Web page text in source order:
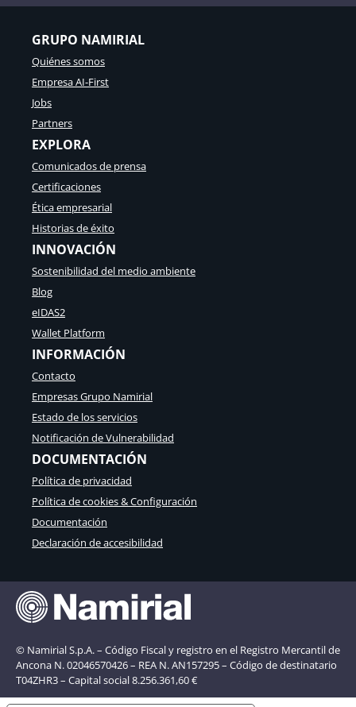
GRUPO NAMIRIAL
Quiénes somos
Empresa AI-First
Jobs
Partners
EXPLORA
Comunicados de prensa
Certificaciones
Ética empresarial
Historias de éxito
INNOVACIÓN
Sostenibilidad del medio ambiente
Blog
eIDAS2
Wallet Platform
INFORMACIÓN
Contacto
Empresas Grupo Namirial
Estado de los servicios
Notificación de Vulnerabilidad
DOCUMENTACIÓN
Política de privacidad
Política de cookies & Configuración
Documentación
Declaración de accesibilidad
© Namirial S.p.A. – Código Fiscal y registro en el Registro Mercantil de
Ancona N. 02046570426 – REA N. AN157295 – Código de destinatario
T04ZHR3 – Capital social 8.256.361,60 €